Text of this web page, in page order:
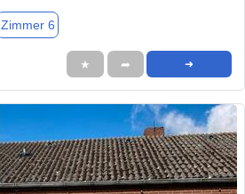
Zimmer 6
★ ➦ ➜